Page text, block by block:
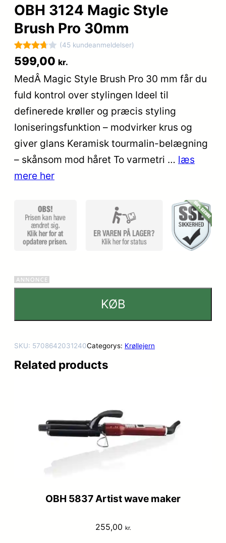
OBH 3124 Magic Style
Brush Pro 30mm
Bedømt
3.7ud
af 5
baseret
45
kundebed
ømmels
(45 kundeanmeldelser)
599,00 kr.
MedÂ Magic Style Brush Pro 30 mm får du
fuld kontrol over stylingen Ideel til
definerede krøller og præcis styling
Ioniseringsfunktion – modvirker krus og
giver glans Keramisk tourmalin-belægning
– skånsom mod håret To varmetri … læs
mere her
KØB
SKU: 5708642031240Categorys: Krøllejern
Related products
OBH 5837 Artist wave maker
255,00 kr.